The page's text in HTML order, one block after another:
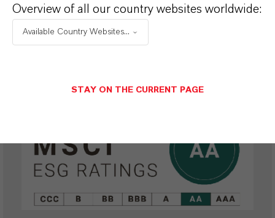
Overview of all our country websites worldwide:
Available Country Websites...
STAY ON THE CURRENT PAGE